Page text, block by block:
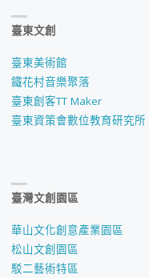
臺東文創
臺東美術館
鐵花村音樂聚落
臺東創客TT Maker
臺東資策會數位教育研究所
臺灣文創園區
華山文化創意產業園區
松山文創園區
駁二藝術特區